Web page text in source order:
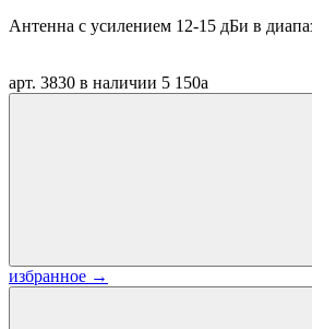
Антенна c усилением 12-15 дБи в
арт. 3830 в наличии 5 150a
избранное →